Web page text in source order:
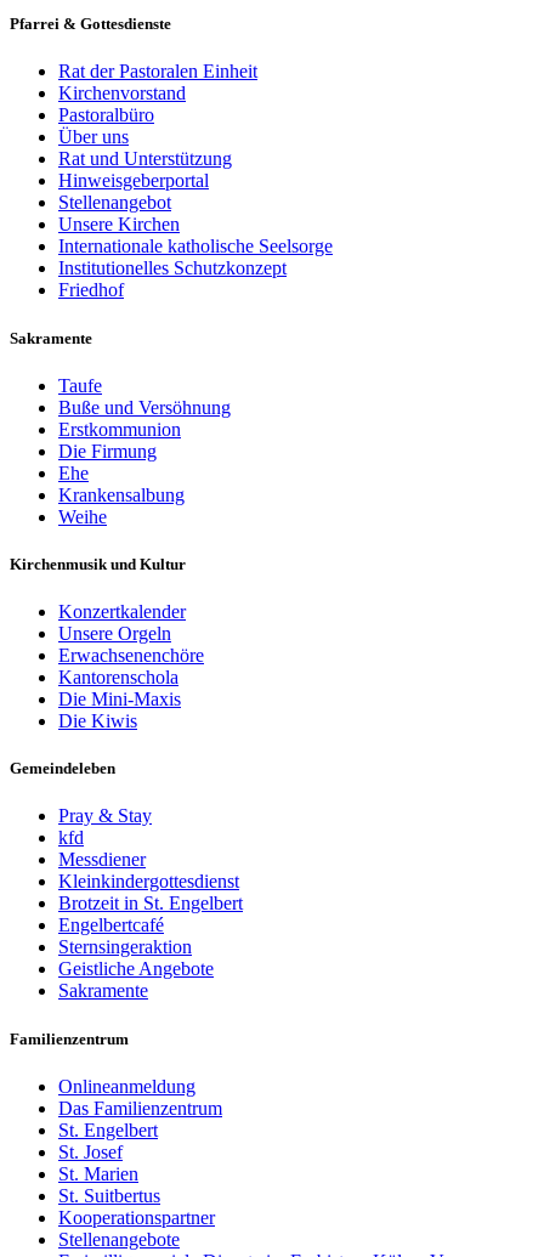
Pfarrei & Gottesdienste
Rat der Pastoralen Einheit
Kirchenvorstand
Pastoralbüro
Über uns
Rat und Unterstützung
Hinweisgeberportal
Stellenangebot
Unsere Kirchen
Internationale katholische Seelsorge
Institutionelles Schutzkonzept
Friedhof
Sakramente
Taufe
Buße und Versöhnung
Erstkommunion
Die Firmung
Ehe
Krankensalbung
Weihe
Kirchenmusik und Kultur
Konzertkalender
Unsere Orgeln
Erwachsenenchöre
Kantorenschola
Die Mini-Maxis
Die Kiwis
Gemeindeleben
Pray & Stay
kfd
Messdiener
Kleinkindergottesdienst
Brotzeit in St. Engelbert
Engelbertcafé
Sternsingeraktion
Geistliche Angebote
Sakramente
Familienzentrum
Onlineanmeldung
Das Familienzentrum
St. Engelbert
St. Josef
St. Marien
St. Suitbertus
Kooperationspartner
Stellenangebote